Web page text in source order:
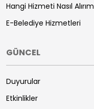
Hangi Hizmeti Nasıl Alırım
E-Belediye Hizmetleri
GÜNCEL
Duyurular
Etkinlikler